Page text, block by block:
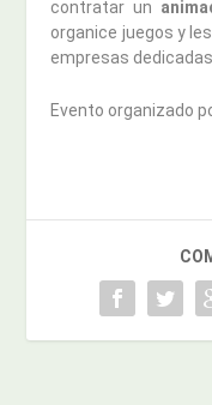
contratar un
organice juegos y
empresas
Evento organizado